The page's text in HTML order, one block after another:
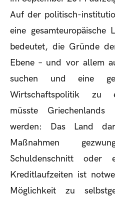
Auf der politisch-
eine gesamteuropäische
bedeutet, die Gründe
Ebene – und vor allem
suchen und eine
Wirtschaftspolitik zu
müsste Griechenlands
werden: Das Land
Maßnahmen
Schuldenschnitt oder
Kreditlaufzeiten ist
Möglichkeit zu